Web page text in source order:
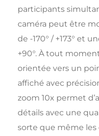
participants
caméra peut être
de -170° / +173° et
+90°. À tout
orientée vers un
affiché avec
zoom 10x permet
détails avec une
sorte que même les